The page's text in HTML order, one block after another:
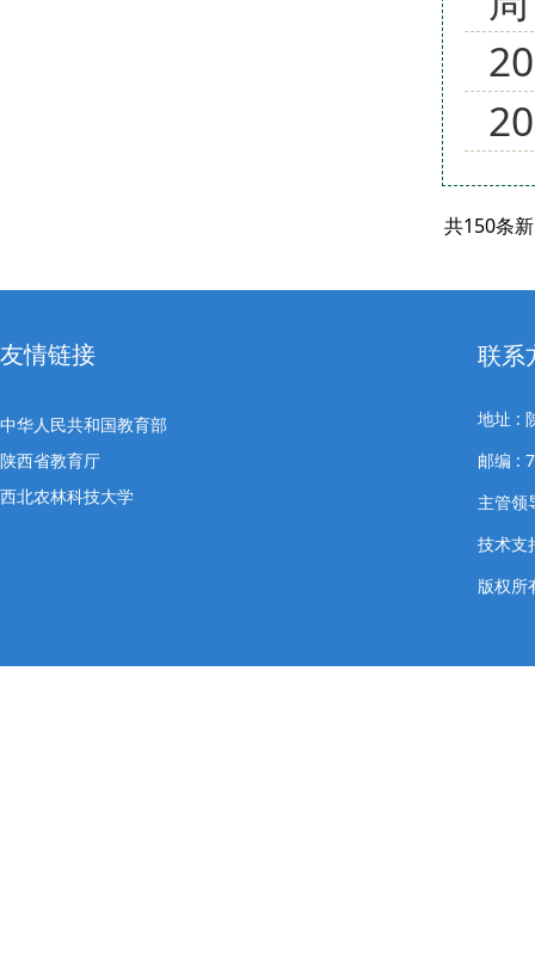
共150条
友情链接
中华人民共和国教育部
陕西省教育厅
西北农林科技大学
联系
地址 :
邮编 :
主管
技术支
版权